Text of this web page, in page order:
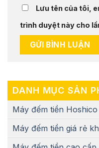
Lưu tên của tôi,
trình duyệt này cho
DANH MỤC SẢN
Máy đếm tiền Hoshico
Máy đếm tiền giá rẻ